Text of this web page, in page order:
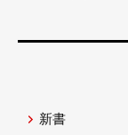
新書